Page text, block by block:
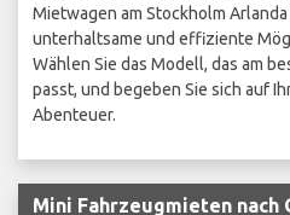
Mietwagen am Stockholm
unterhaltsame und effiziente
Wählen Sie das Modell, das am
passt, und begeben Sie sich auf
Abenteuer.
Mini Fahrzeugmieten